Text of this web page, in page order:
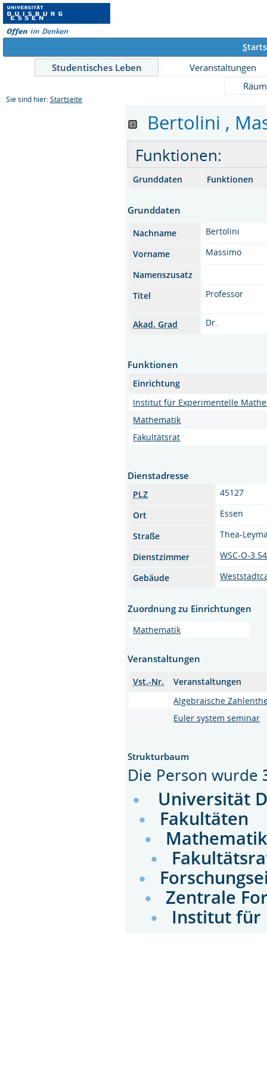
S
Studentisches Leben
Veranstaltungen
Sie sind hier: Startseite
Bertolini ,
Funktionen:
Grunddaten Funktionen
Grunddaten
Nachname
Bertolini
Vorname
Massimo
Namenszusatz
Titel
Professor
Akad. Grad Dr.
Funktionen
Einrichtung
Institut für Experimentelle
Mathematik
Fakultätsrat
Dienstadresse
PLZ
45127
Ort
Essen
Straße
Thea-
Dienstzimmer
WSC-O-3.54
Gebäude
Zuordnung zu Einrichtungen
Mathematik
Veranstaltungen
Vst.-Nr.
Veranstaltungen
Algebraische
Euler system seminar
Strukturbaum
Die Person wurde
Universität
Fakultäten
Zentrale
Institut für